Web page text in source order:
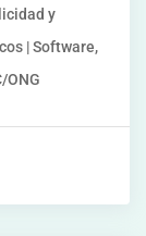
y
| Software,
ONG